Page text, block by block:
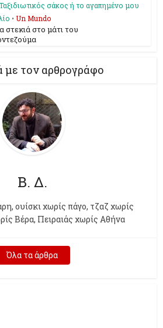
σάκος ή το αγαπημένο μου
• Un Mundo
στεκιά στο μάτι του
με τον αρθρογράφο
Β. Δ.
ουίσκι χωρίς πάγο, τζαζ χωρίς
Βέρα, Πειραιάς χωρίς Αθήνα
Όλα τα άρθρα